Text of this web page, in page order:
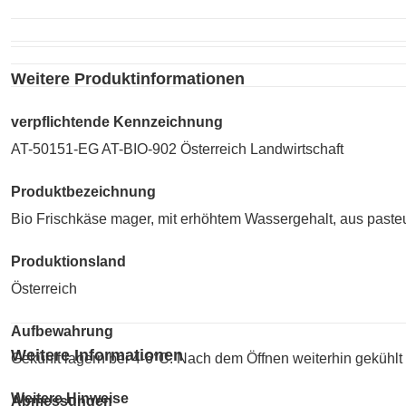
Weitere Produktinformationen
verpflichtende Kennzeichnung
AT-50151-EG AT-BIO-902 Österreich Landwirtschaft
Produktbezeichnung
Bio Frischkäse mager, mit erhöhtem Wassergehalt, aus
Produktionsland
Österreich
Aufbewahrung
Gekühlt lagern bei 4-6°C. Nach dem Öffnen weiterhin
Abmessungen
Weitere Informationen
Weitere Hinweise